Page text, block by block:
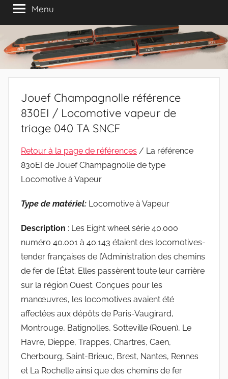
Menu
Jouef Champagnolle référence
830EI / Locomotive vapeur de
triage 040 TA SNCF
Retour à la page de références / La référence
830EI de Jouef Champagnolle de type
Locomotive à Vapeur
Type de matériel: Locomotive à Vapeur
Description : Les Eight wheel série 40.000
numéro 40.001 à 40.143 étaient des locomotives-
tender françaises de l’Administration des chemins
de fer de l’État. Elles passèrent toute leur carrière
sur la région Ouest. Conçues pour les
manœuvres, les locomotives avaient été
affectées aux dépôts de Paris-Vaugirard,
Montrouge, Batignolles, Sotteville (Rouen), Le
Havre, Dieppe, Trappes, Chartres, Caen,
Cherbourg, Saint-Brieuc, Brest, Nantes, Rennes
et La Rochelle ainsi que des chemins de fer